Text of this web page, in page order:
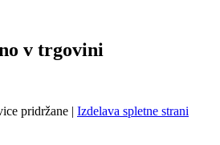
v trgovini
pridržane | Izdelava spletne strani